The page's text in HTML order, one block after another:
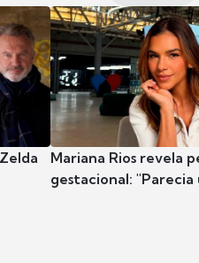
Mariana Rios revela
gestacional: "Parecia